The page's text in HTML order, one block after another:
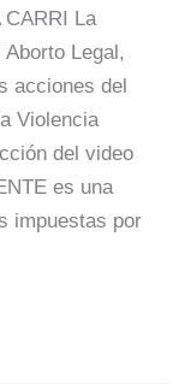
CARRI La
Legal,
acciones del
Violencia
del video
es una
impuestas por